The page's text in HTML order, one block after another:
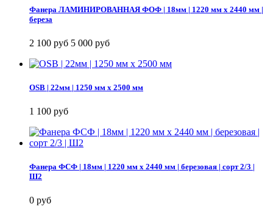
Фанера ЛАМИНИРОВАННАЯ ФОФ | 18мм | 1220 мм х 2440 мм |
береза
2 100 руб 5 000 руб
OSB | 22мм | 1250 мм х 2500 мм
1 100 руб
Фанера ФСФ | 18мм | 1220 мм х 2440 мм | березовая | сорт 2/3 |
Ш2
0 руб